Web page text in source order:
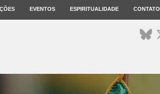
EVENTOS ESPIRITUALIDADE CONTATO